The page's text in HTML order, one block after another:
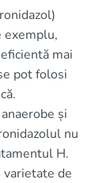
exemplu,
mai
pot folosi
și
nu
H.
de